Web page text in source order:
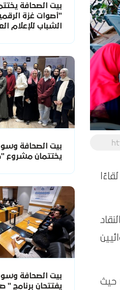
وتحدث أبو سيف عن تجربة الكاتب والروائي تايه، والذي ندر نفسه للكتابة بعد النكسة عام 1967 حيث
بيت الصحافة
"أصوات غزة
الشباب للإعلام
بيت الصحافة
يختتمان مشروع
بيت الصحافة
يفتتحان برنامج "